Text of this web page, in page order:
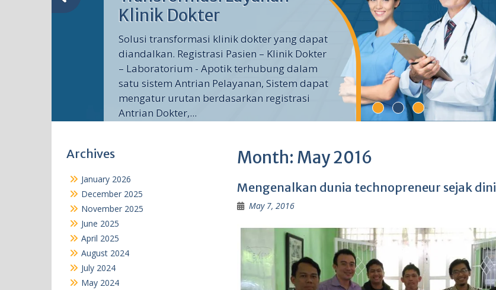
Klinik Dokter
Solusi transformasi klinik dokter yang dapat
diandalkan. Registrasi Pasien – Klinik Dokter
– Laboratorium - Apotik terhubung dalam
satu sistem Antrian Pelayanan, Sistem dapat
mengatur urutan berdasarkan registrasi
Antrian Dokter,...
Month: May 2016
Mengenalkan dunia technopreneur sejak dini
May 7, 2016
Archives
January 2026
December 2025
November 2025
June 2025
April 2025
August 2024
July 2024
May 2024